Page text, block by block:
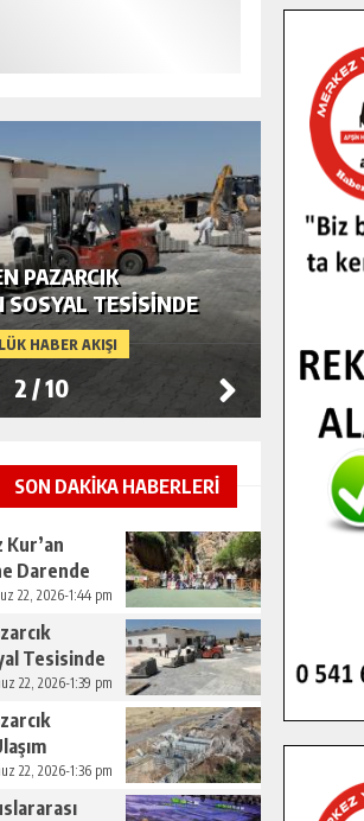
HABER AKIŞI
PAZARCIK
SOSYAL TESISINDE
2 /10
SON DAKİKA HABERLERİ
Kur’an
Darende
22, 2026-1:44 pm
Tesisinde
22, 2026-1:39 pm
22, 2026-1:36 pm